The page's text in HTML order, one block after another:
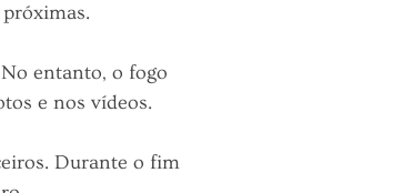
entanto, o fogo
e nos vídeos.
Durante o fim